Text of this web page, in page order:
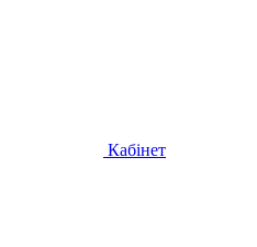
Кабінет